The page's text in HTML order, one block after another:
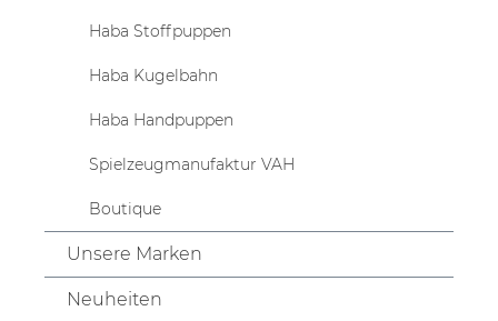
Haba Stoffpuppen
Haba Kugelbahn
Haba Handpuppen
Spielzeugmanufaktur VAH
Boutique
Unsere Marken
Neuheiten